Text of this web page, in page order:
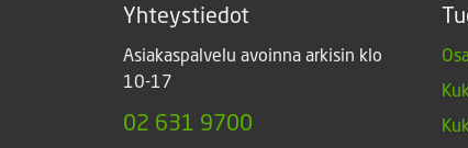
Yhteystiedot
Asiakaspalvelu avoinna arkisin klo
10-17
02 631 9700